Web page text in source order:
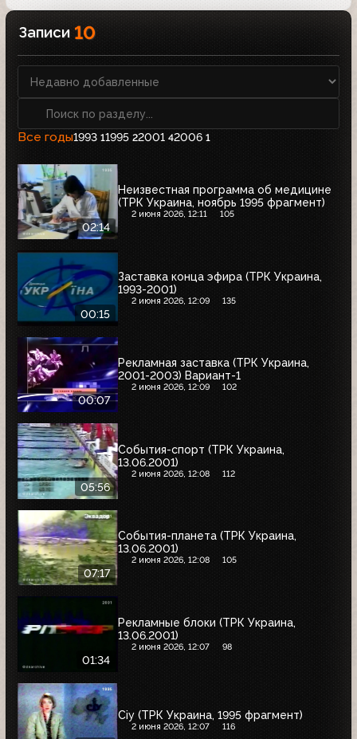
Записи 10
Все годы1993 11995 22001 42006 1
02:14
Неизвестная программа об медицине
(ТРК Украина, ноябрь 1995 фрагмент)
2 июня 2026, 12:11 105
00:15
Заставка конца эфира (ТРК Украина,
1993-2001)
2 июня 2026, 12:09 135
00:07
Рекламная заставка (ТРК Украина,
2001-2003) Вариант-1
2 июня 2026, 12:09 102
05:56
События-спорт (ТРК Украина,
13.06.2001)
2 июня 2026, 12:08 112
07:17
События-планета (ТРК Украина,
13.06.2001)
2 июня 2026, 12:08 105
01:34
Рекламные блоки (ТРК Украина,
13.06.2001)
2 июня 2026, 12:07 98
Сіу (ТРК Украина, 1995 фрагмент)
2 июня 2026, 12:07 116